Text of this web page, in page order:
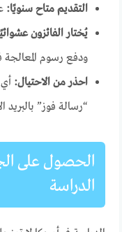
التقديم متاح سنويًا:
يُختار الفائزون
ودفع رسوم المعالجة
احذر من الاحتيال:
“رسالة فوز” بالبريد
الحصول على
الدراسة